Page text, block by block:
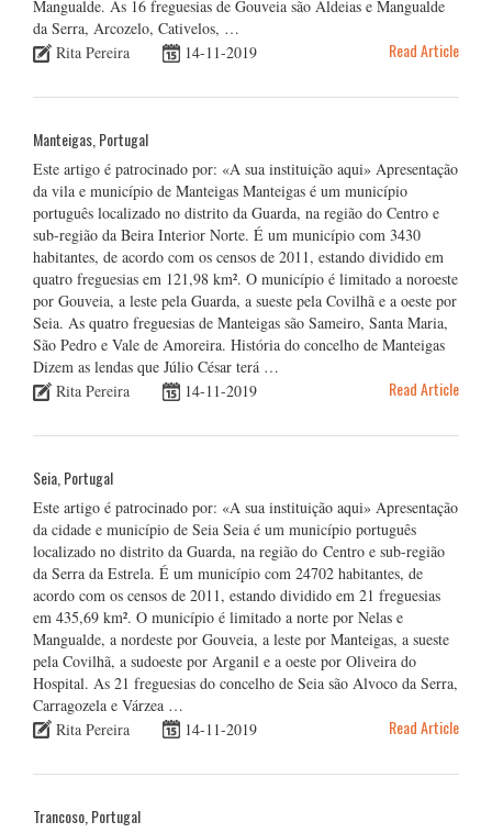
Mangualde. As 16 freguesias de Gouveia são Aldeias e Mangualde
da Serra, Arcozelo, Cativelos, …
Rita Pereira
14-11-2019 Read Article
Manteigas, Portugal
Este artigo é patrocinado por: «A sua instituição aqui» Apresentação
da vila e município de Manteigas Manteigas é um município
português localizado no distrito da Guarda, na região do Centro e
sub-região da Beira Interior Norte. É um município com 3430
habitantes, de acordo com os censos de 2011, estando dividido em
quatro freguesias em 121,98 km². O município é limitado a noroeste
por Gouveia, a leste pela Guarda, a sueste pela Covilhã e a oeste por
Seia. As quatro freguesias de Manteigas são Sameiro, Santa Maria,
São Pedro e Vale de Amoreira. História do concelho de Manteigas
Dizem as lendas que Júlio César terá …
Rita Pereira
14-11-2019 Read Article
Seia, Portugal
Este artigo é patrocinado por: «A sua instituição aqui» Apresentação
da cidade e município de Seia Seia é um município português
localizado no distrito da Guarda, na região do Centro e sub-região
da Serra da Estrela. É um município com 24702 habitantes, de
acordo com os censos de 2011, estando dividido em 21 freguesias
em 435,69 km². O município é limitado a norte por Nelas e
Mangualde, a nordeste por Gouveia, a leste por Manteigas, a sueste
pela Covilhã, a sudoeste por Arganil e a oeste por Oliveira do
Hospital. As 21 freguesias do concelho de Seia são Alvoco da Serra,
Carragozela e Várzea …
Rita Pereira
14-11-2019 Read Article
Trancoso, Portugal